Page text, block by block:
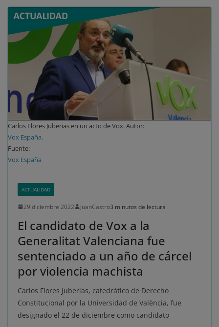
Carlos Flores Juberias en un acto de Vox. Autor:
Vox España.
Fuente:
Vox España
ACTUALIDAD
29 diciembre 2022 JuanCastro3 minutos de lectura
El candidato de Vox a la
Generalitat Valenciana fue
sentenciado a un año de cárcel
por violencia machista
Carlos Flores Juberias, catedrático de Derecho
Constitucional por la Universidad de València, fue
designado el 22 de diciembre como candidato